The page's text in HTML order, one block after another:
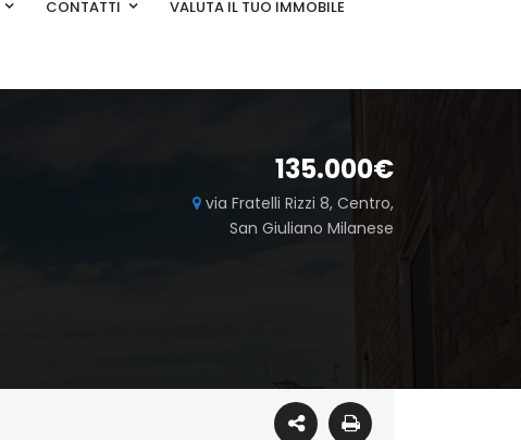
CONTATTI VALUTA IL TUO IMMOBILE
135.000€
via Fratelli Rizzi 8, Centro,
San Giuliano Milanese